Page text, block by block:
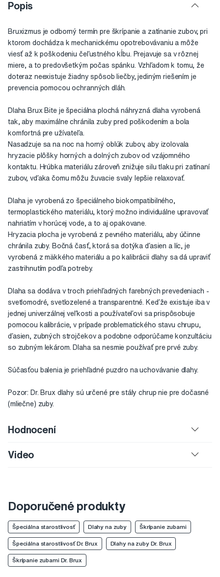
Popis
Bruxizmus je odborný termín pre škrípanie a zatínanie zubov, pri
ktorom dochádza k mechanickému opotrebovávaniu a môže
viesť až k poškodeniu čeľustného kĺbu. Prejavuje sa v rôznej
miere, a to predovšetkým počas spánku. Vzhľadom k tomu, že
doteraz neexistuje žiadny spôsob liečby, jediným riešením je
prevencia pomocou ochranných dláh.
Dlaha Brux Bite je špeciálna plochá náhryzná dlaha vyrobená
tak, aby maximálne chránila zuby pred poškodením a bola
komfortná pre užívateľa.
Nasadzuje sa na noc na horný oblúk zubov, aby izolovala
hryzacie plôšky horných a dolných zubov od vzájomného
kontaktu. Hrúbka materiálu zároveň znižuje silu tlaku pri zatínaní
zubov, vďaka čomu môžu žuvacie svaly lepšie relaxovať.
Dlaha je vyrobená zo špeciálneho biokompatibilného,
termoplastického materiálu, ktorý možno individuálne upravovať
nahriatím v horúcej vode, a to aj opakovane.
Hryzacia plocha je vyrobená z pevného materiálu, aby účinne
chránila zuby. Bočná časť, ktorá sa dotýka ďasien a líc, je
vyrobená z mäkkého materiálu a po kalibrácii dlahy sa dá upraviť
zastrihnutím podľa potreby.
Dlaha sa dodáva v troch priehľadných farebných prevedeniach -
svetlomodré, svetlozelené a transparentné. Keďže existuje iba v
jednej univerzálnej veľkosti a používateľovi sa prispôsobuje
pomocou kalibrácie, v prípade problematického stavu chrupu,
ďasien, zubných strojčekov a podobne odporúčame konzultáciu
so zubným lekárom. Dlaha sa nesmie používať pre prvé zuby.
Súčasťou balenia je priehľadné puzdro na uchovávanie dlahy.
Pozor: Dr. Brux dlahy sú určené pre stály chrup nie pre dočasné
(mliečne) zuby.
Hodnocení
Video
Doporučené produkty
Špeciálna starostlivosť Dlahy na zuby Škrípanie zubami
Špeciálna starostlivosť Dr. Brux Dlahy na zuby Dr. Brux
Škrípanie zubami Dr. Brux